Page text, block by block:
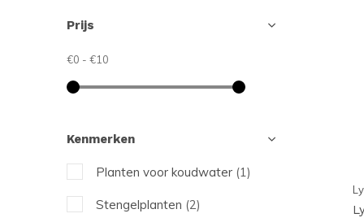
Prijs
€0 - €10
Kenmerken
Planten voor koudwater (1)
Stengelplanten (2)